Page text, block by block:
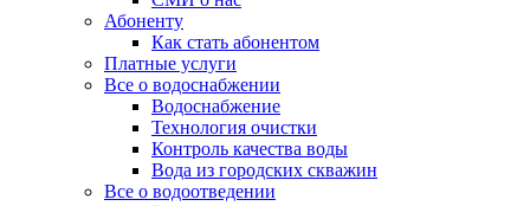
Абоненту
Как стать абонентом
Платные услуги
Все о водоснабжении
Водоснабжение
Технология очистки
Контроль качества воды
Вода из городских скважин
Все о водоотведении